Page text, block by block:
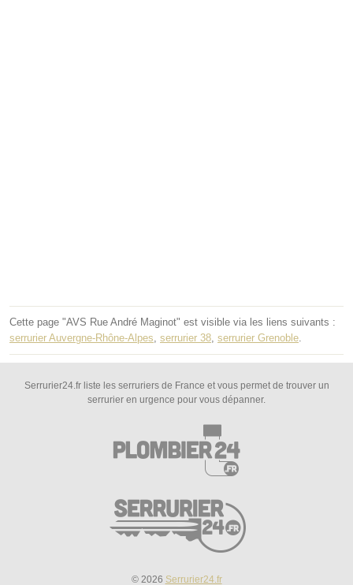
Cette page "AVS Rue André Maginot" est visible via les liens suivants :
serrurier Auvergne-Rhône-Alpes, serrurier 38, serrurier Grenoble.
Serrurier24.fr liste les serruriers de France et vous permet de trouver un
serrurier en urgence pour vous dépanner.
© 2026 Serrurier24.fr